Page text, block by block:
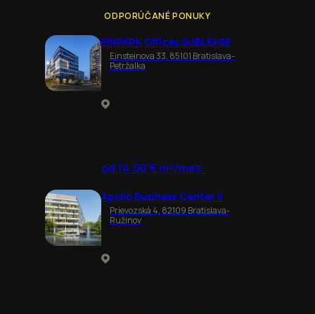
ODPORÚČANÉ PONUKY
EINPARK Offices SUBLEASE
Einsteinova 33, 85101 Bratislava-
Petržalka
od 14,00 € m²/mes.
Apollo Business Center II
Prievozská 4, 82109 Bratislava-
Ružinov